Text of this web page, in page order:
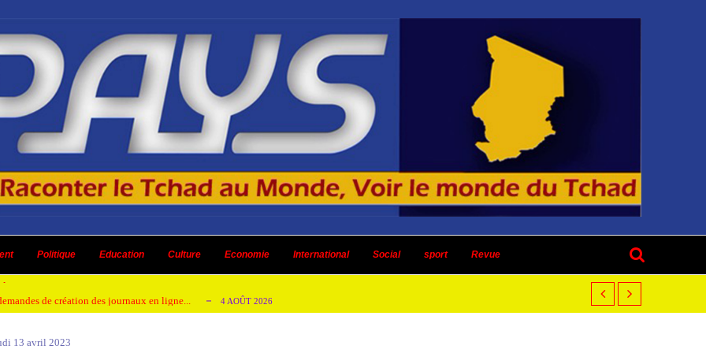
Politique Education Culture Economie International Social sport Revue
AOÛT 2026
honorer son ancien leader 2 AOÛT 2026
de création des journaux en ligne... 4 AOÛT 2026
un dividende ni une quelconque plus-...
13 avril 2023